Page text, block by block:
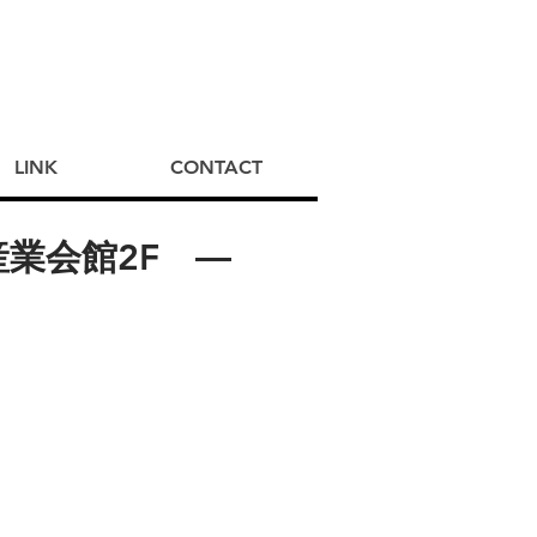
LINK CONTACT
業会館2F ―